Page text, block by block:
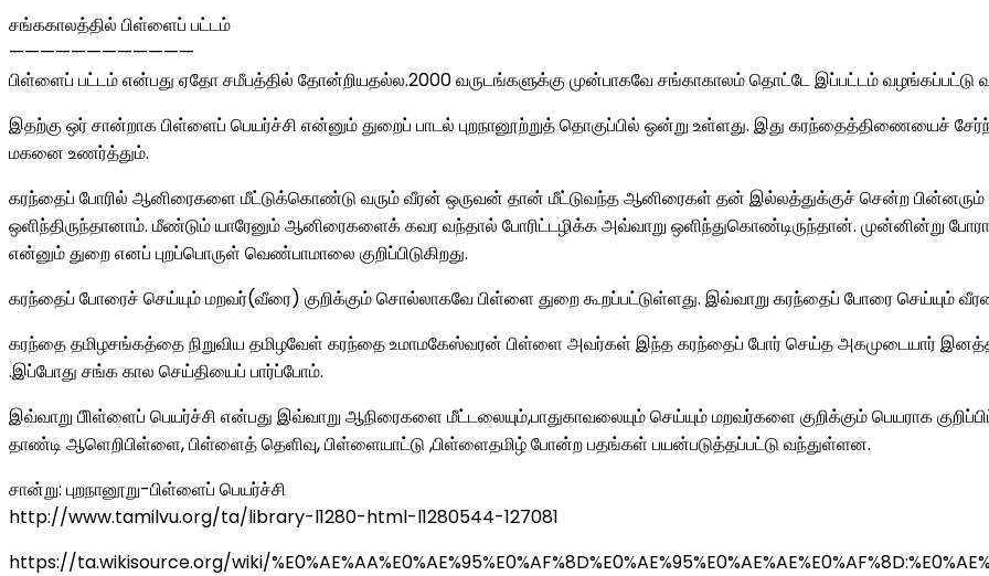
சங்ககாலத்தில் பிள்ளைப் பட்டம்
————————————
பிள்ளைப் பட்டம் என்பது ஏதோ சமீபத்தில் தோன்றியதல்ல.2000 வருடங்களுக்கு முன்பாகவே சங்காகாலம் தொட்டே இப்பட்டம் வழங்கப்பட்டு
இதற்கு ஒர் சான்றாக பிள்ளைப் பெயர்ச்சி என்னும் துறைப் பாடல் புறநானூற்றுத் தொகுப்பில் ஒன்று உள்ளது. இது கரந்தைத்திணையைச்
மகனை உணர்த்தும்.
கரந்தைப் போரில் ஆனிரைகளை மீட்டுக்கொண்டு வரும் வீரன் ஒருவன் தான் மீட்டுவந்த ஆனிரைகள் தன் இல்லத்துக்குச் சென்ற
ஒளிந்திருந்தானாம். மீண்டும் யாரேனும் ஆனிரைகளைக் கவர வந்தால் போரிட்டழிக்க அவ்வாறு ஒளிந்துகொண்டிருந்தான். முன்னின்று
என்னும் துறை எனப் புறப்பொருள் வெண்பாமாலை குறிப்பிடுகிறது.
கரந்தைப் போரைச் செய்யும் மறவர்(வீரை) குறிக்கும் சொல்லாகவே பிள்ளை துறை கூறப்பட்டுள்ளது. இவ்வாறு கரந்தைப் போரை செய்யும்
கரந்தை தமிழசங்கத்தை நிறுவிய தமிழவேள் கரந்தை உமாமகேஸ்வரன் பிள்ளை அவர்கள் இந்த கரந்தைப் போர் செய்த அகமுடையார்
.இப்போது சங்க கால செய்தியைப் பார்ப்போம்.
இவ்வாறு பிிள்ளைப் பெயர்ச்சி என்பது இவ்வாறு ஆநிரைகளை மீட்டலையும்,பாதுகாவலையும் செய்யும் மறவர்களை குறிக்கும் பெயராக
தாண்டி ஆளெறிபிள்ளை, பிள்ளைத் தெளிவு, பிள்ளையாட்டு ,பிள்ளைதமிழ் போன்ற பதங்கள் பயன்படுத்தப்பட்டு வந்துள்ளன.
சான்று: புறநானூறு-பிள்ளைப் பெயர்ச்சி
http://www.tamilvu.org/ta/library-l1280-html-l1280544-127081
https://ta.wikisource.org/wiki/